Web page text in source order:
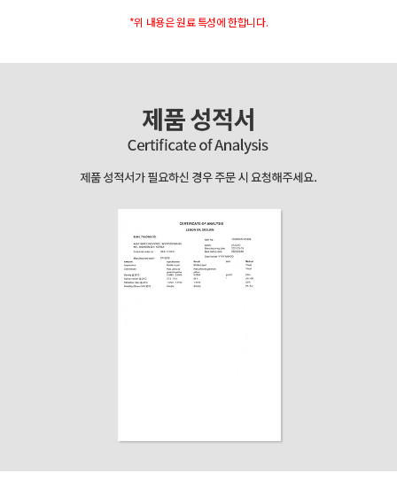
*위 내용은 원료 특성에 한합니다.